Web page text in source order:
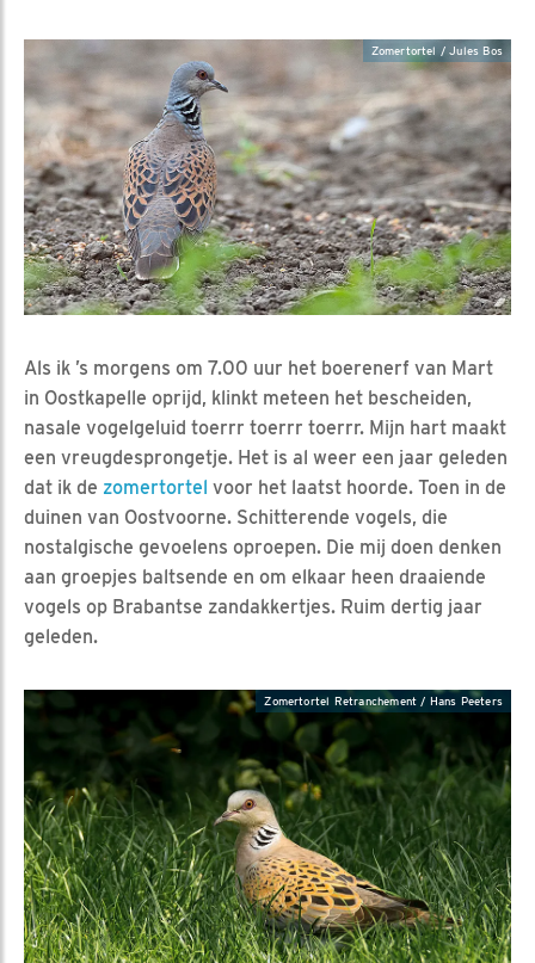
Zomertortel / Jules Bos
Als ik ’s morgens om 7.00 uur het boerenerf van Mart
in Oostkapelle oprijd, klinkt meteen het bescheiden,
nasale vogelgeluid toerrr toerrr toerrr. Mijn hart maakt
een vreugdesprongetje. Het is al weer een jaar geleden
dat ik de zomertortel voor het laatst hoorde. Toen in de
duinen van Oostvoorne. Schitterende vogels, die
nostalgische gevoelens oproepen. Die mij doen denken
aan groepjes baltsende en om elkaar heen draaiende
vogels op Brabantse zandakkertjes. Ruim dertig jaar
geleden.
Zomertortel Retranchement / Hans Peeters